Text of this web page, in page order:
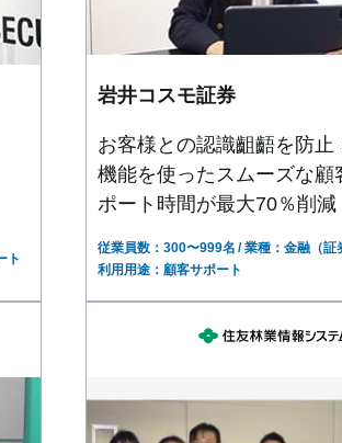
ト
岩井コスモ証券
お客様との認識齟齬を防止
機能を使ったスムーズな顧
ポート時間が最大70％削減
従業員数：300〜999名
業種：金融（証
利用用途：顧客サポート